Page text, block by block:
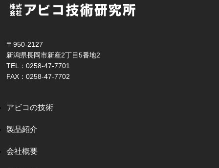
〒950-2127
新潟県長岡市新産2丁目5番地2
TEL：0258-47-7701
FAX：0258-47-7702
アビコの技術
製品紹介
会社概要